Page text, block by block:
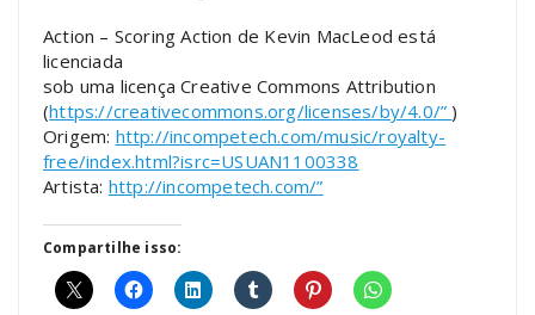
Action – Scoring Action de Kevin MacLeod está
licenciada
sob uma licença Creative Commons Attribution
(https://creativecommons.org/licenses/by/4.0/”)
Origem: http://incompetech.com/music/royalty-
free/index.html?isrc=USUAN1100338
Artista: http://incompetech.com/”
Compartilhe isso: